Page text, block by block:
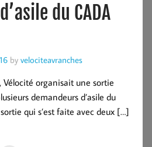
du CADA
by velociteavranches
organisait une sortie
demandeurs d’asile du
qui s’est faite avec deux […]